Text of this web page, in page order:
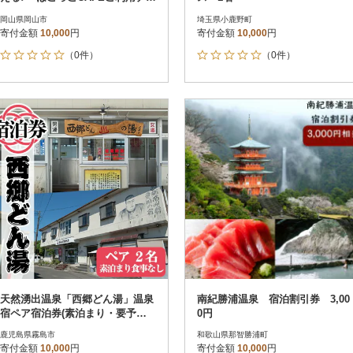
岡山県岡山市
寄付金額 10,000円
（0件）
埼玉県小鹿野町
寄付金額 10,000円
（0件）
天然湧出温泉「西郷どん湯」温泉
宿ペア宿泊券(素泊まり・要予約)
鹿児島県霧島市
寄付金額 10,000円
南紀勝浦温泉 宿泊割引券 3,00
0円
和歌山県那智勝浦町
寄付金額 10,000円